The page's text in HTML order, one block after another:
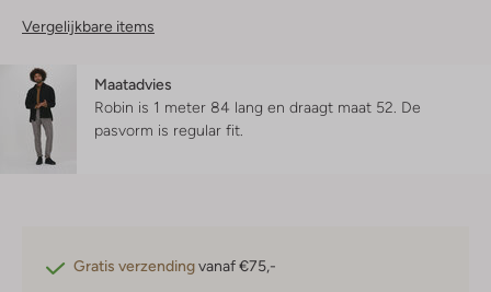
Vergelijkbare items
Maatadvies
Robin is 1 meter 84 lang en draagt maat 52. De
pasvorm is regular fit
Gratis verzendingvanaf €75,-